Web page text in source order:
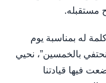
مستقبله.
له بمناسبة يوم
نحتفي بالخمسين”، نحيي
امتدت منذ عام 1975، وضعت فيها قيادتنا